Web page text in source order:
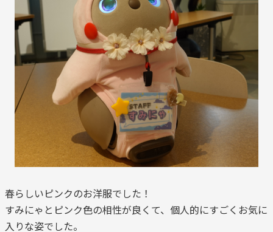
春らしいピンクのお洋服でした！
すみにゃとピンク色の相性が良くて、個人的にすごくお気に
入りな姿でした。